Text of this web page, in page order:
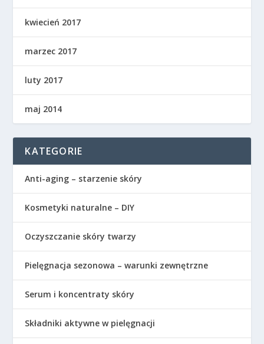
kwiecień 2017
marzec 2017
luty 2017
maj 2014
KATEGORIE
Anti-aging – starzenie skóry
Kosmetyki naturalne – DIY
Oczyszczanie skóry twarzy
Pielęgnacja sezonowa – warunki zewnętrzne
Serum i koncentraty skóry
Składniki aktywne w pielęgnacji